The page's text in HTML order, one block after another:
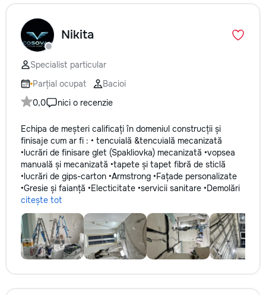
Nikita
Specialist particular
Parțial ocupat
Bacioi
0,0
nici o recenzie
Echipa de meșteri calificați în domeniul construcții și
finisaje cum ar fi : • tencuială &tencuială mecanizată
•lucrări de finisare glet (Spakliovka) mecanizată •vopsea
manuală și mecanizată •tapete și tapet fibră de sticlă
•lucrări de gips-carton •Armstrong •Fațade personalizate
•Gresie și faianță •Electicitate •servicii sanitare •Demolări
citește tot